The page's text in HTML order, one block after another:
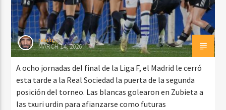
rasco
MARCH 14, 2026
A ocho jornadas del final de la Liga F, el Madrid le cerró
esta tarde a la Real Sociedad la puerta de la segunda
posición del torneo. Las blancas golearon en Zubieta a
las txuri urdin para afianzarse como futuras